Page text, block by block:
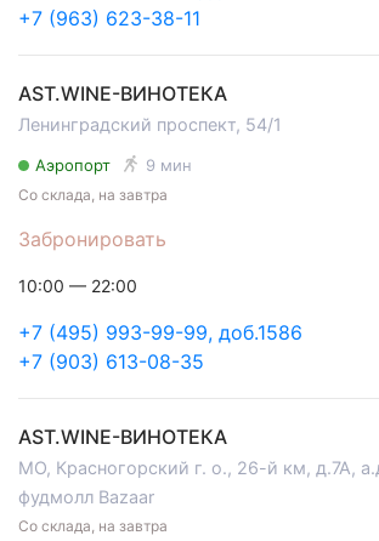
+7 (963) 623-38-11
AST.WINE-ВИНОТЕКА
Ленинградский проспект, 54/1
Аэропорт 9 мин
Забронировать
Со склада, на завтра
+7 (495) 993-99-99, доб.1586
+7 (903) 613-08-35
10:00 — 22:00
AST.WINE-ВИНОТЕКА
МО, Красногорский г. о., 26-й км, д.7А,
фудмолл Bazaar
Со склада, на завтра